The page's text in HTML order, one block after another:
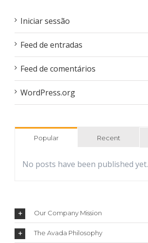
Iniciar sessão
Feed de entradas
Feed de comentários
WordPress.org
Popular Recent
No posts have been published yet.
Our Company Mission
The Avada Philosophy